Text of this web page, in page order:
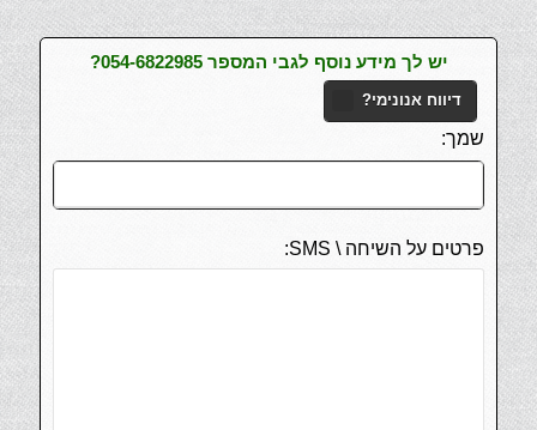
יש לך מידע נוסף לגבי המספר 054-6822985?
דיווח אנונימי?
שמך:
פרטים על השיחה \ SMS: